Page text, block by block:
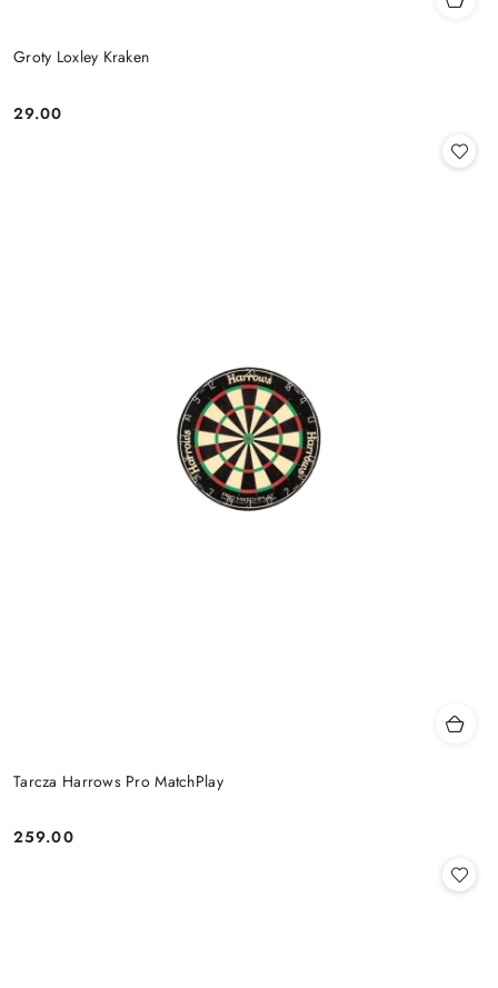
Groty Loxley Kraken
Cena:
29.00
Tarcza Harrows Pro MatchPlay
Cena:
259.00